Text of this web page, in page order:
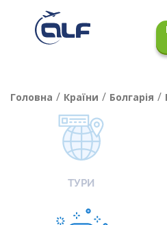
Головна / Країни / Болгарія /
ТУРИ